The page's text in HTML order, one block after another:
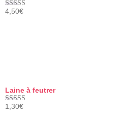
Note5.00
4,50€
Laine à feutrer
Note5.00
1,30€